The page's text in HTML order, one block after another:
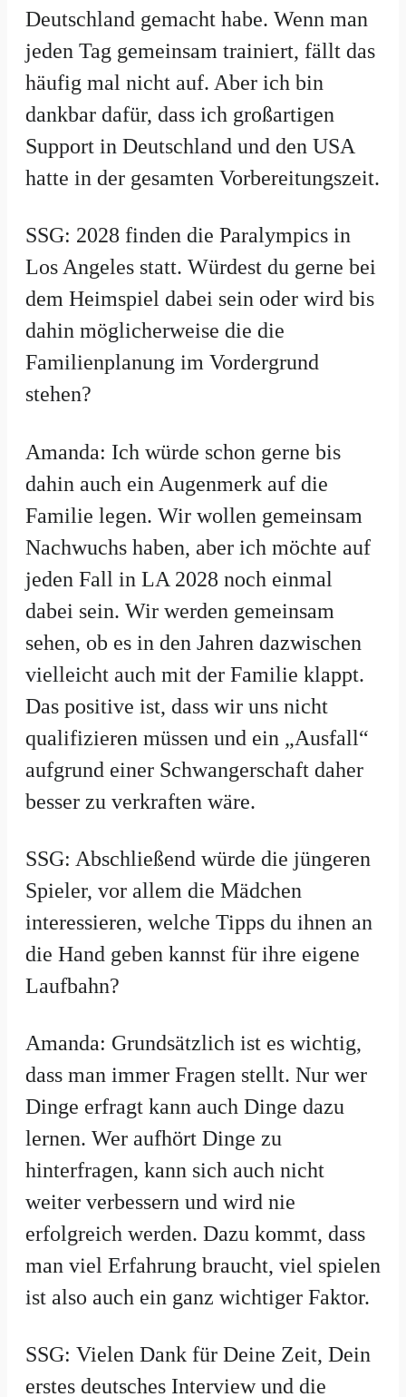
Deutschland gemacht habe. Wenn man
jeden Tag gemeinsam trainiert, fällt das
häufig mal nicht auf. Aber ich bin
dankbar dafür, dass ich großartigen
Support in Deutschland und den USA
hatte in der gesamten Vorbereitungszeit.
SSG: 2028 finden die Paralympics in
Los Angeles statt. Würdest du gerne bei
dem Heimspiel dabei sein oder wird bis
dahin möglicherweise die die
Familienplanung im Vordergrund
stehen?
Amanda: Ich würde schon gerne bis
dahin auch ein Augenmerk auf die
Familie legen. Wir wollen gemeinsam
Nachwuchs haben, aber ich möchte auf
jeden Fall in LA 2028 noch einmal
dabei sein. Wir werden gemeinsam
sehen, ob es in den Jahren dazwischen
vielleicht auch mit der Familie klappt.
Das positive ist, dass wir uns nicht
qualifizieren müssen und ein „Ausfall“
aufgrund einer Schwangerschaft daher
besser zu verkraften wäre.
SSG: Abschließend würde die jüngeren
Spieler, vor allem die Mädchen
interessieren, welche Tipps du ihnen an
die Hand geben kannst für ihre eigene
Laufbahn?
Amanda: Grundsätzlich ist es wichtig,
dass man immer Fragen stellt. Nur wer
Dinge erfragt kann auch Dinge dazu
lernen. Wer aufhört Dinge zu
hinterfragen, kann sich auch nicht
weiter verbessern und wird nie
erfolgreich werden. Dazu kommt, dass
man viel Erfahrung braucht, viel spielen
ist also auch ein ganz wichtiger Faktor.
SSG: Vielen Dank für Deine Zeit, Dein
erstes deutsches Interview und die